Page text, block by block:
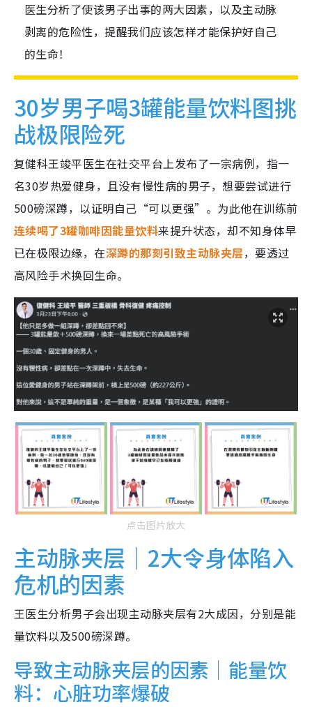
医生分析了使该男子出事的两大因素，以及主动脉
剥离的危险性，提醒我们应该怎样才能保护好自己
的生命！
30岁男子喝3罐能量饮料图挑
战极限险死
复健科王竣平医生在社交平台上发布了一宗病例，指一
名30岁热爱健身，且没有慢性病的男子，想要尝试进行
500磅深蹲，以证明自己“可以更强”。为此他在训练前
连续喝了3罐咖啡因能量饮料来提升状态，却不知身体早
已在极限边缘，在深蹲的那刻引致主动脉夹层，要透过
高风险手术换回生命。
点击图片放大
主动脉夹层｜2大令身体陷入
危机的因素
王医生分析男子会出现主动脉夹层有2大成因，分别是能
量饮料以及500磅深蹲。
导致主动脉夹层的因素｜能量饮
料：心脏功率爆破